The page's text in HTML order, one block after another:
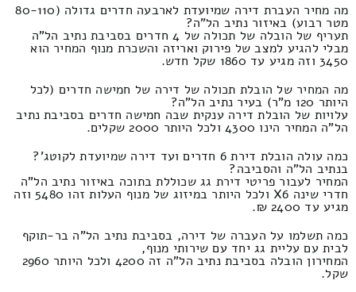
מה מחיר העברת דירה שמיועדת לארבעה חדרים גדולה (80-110
מטר רבוע) באיזור נתיב הל"ה?
תעריף של הובלה של תכולה של 4 חדרים בסביבת נתיב הל"ה
מבלי להגיע למצב של פירוק ואריזה והשכרת מנוף המחיר הוא
3450 וזה מגיע עד 1860 שקל חדש.
מה המחיר של הובלת תכולה של דירה של חמישה חדרים (לכל
היותר 120 מ"ר) בעיר נתיב הל"ה?
עלויות של הובלת דירה ענקית שבה חמישה חדרים בסביבת נתיב
הל"ה המחיר הינו 4300 ולכל היותר 2000 שקלים.
כמה עולה הובלת דירת 6 חדרים ועד דירה שמיועדת לקוטג'?
בנתיב הל"ה והסביבה?
המחיר לעבור פריטי דירת גג שכוללת בתוכה באיזור נתיב הל"ה
חדרי שינה X6 ולכל היותר במיזוג של מנוף העלות זהו 5480 וזה
מגיע עד 2400 ₪.
כמה תשלמו על העברה של דירה, בסביבת נתיב הל"ה בר-תוקף
לבית עם עליית גג יחד עם שירותי מנוף,
המחירון הובלה בסביבת נתיב הל"ה זה 4200 ולכל היותר 2960
שקל.